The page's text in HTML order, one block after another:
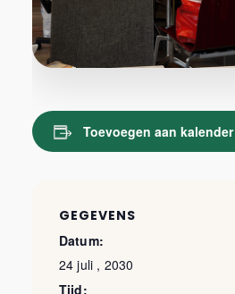
Toevoegen aan kalender
GEGEVENS
Datum:
24 juli , 2030
Tijd: